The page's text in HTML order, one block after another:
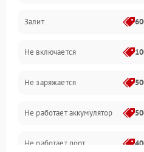
Питание и питание цепей
Проблемы с картами памяти
Объективы
Программные сбои
Коммуникации и интерфейсы
Залит
Не включается
Не заряжается
Не работает аккумулятор
Не работает порт